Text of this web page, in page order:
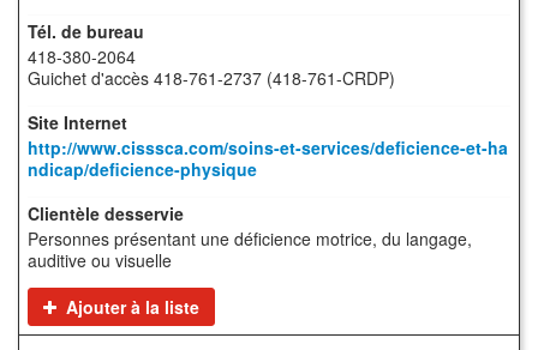
418-380-2064
Guichet d'accès 418-761-2737 (418-761-CRDP)
http://www.cisssca.com/soins-et-services/deficience-et-ha
ndicap/deficience-physique
Personnes présentant une déficience motrice, du langage,
auditive ou visuelle
Ajouter à la liste